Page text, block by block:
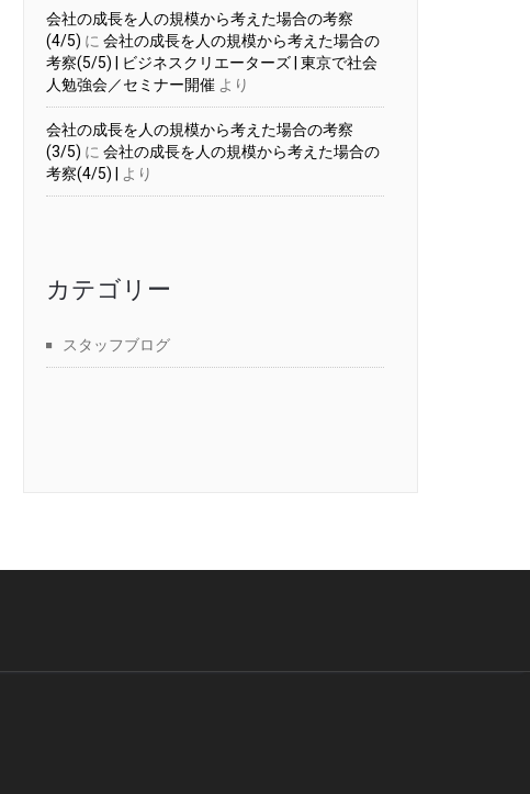
会社の成長を人の規模から考えた場合の考察
(4/5) に 会社の成長を人の規模から考えた場合の
考察(5/5) | ビジネスクリエーターズ | 東京で社会
人勉強会／セミナー開催 より
会社の成長を人の規模から考えた場合の考察
(3/5) に 会社の成長を人の規模から考えた場合の
考察(4/5) |
より
カテゴリー
スタッフブログ